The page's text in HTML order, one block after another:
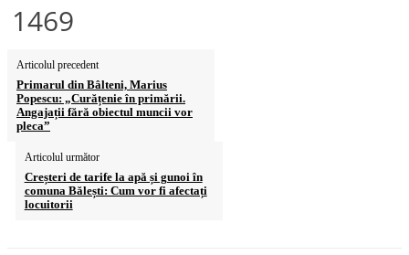
1469
Articolul precedent
Primarul din Bâlteni, Marius
Popescu: „Curățenie în primării.
Angajații fără obiectul muncii vor
pleca”
Articolul următor
Creșteri de tarife la apă și gunoi în
comuna Bălești: Cum vor fi afectați
locuitorii